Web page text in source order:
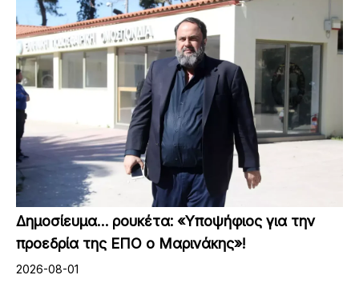
Δημοσίευμα… ρουκέτα: «Υποψήφιος για την
προεδρία της ΕΠΟ ο Μαρινάκης»!
2026-08-01